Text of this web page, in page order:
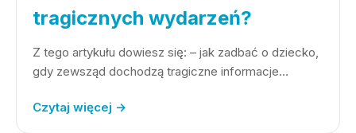
tragicznych wydarzeń?
Z tego artykułu dowiesz się: – jak zadbać o dziecko,
gdy zewsząd dochodzą tragiczne informacje…
Czytaj więcej →